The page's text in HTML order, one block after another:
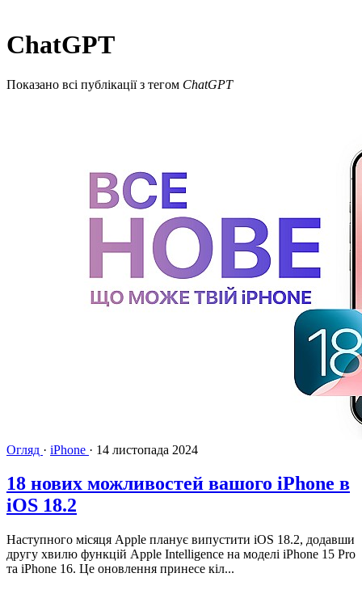
ChatGPT
Показано всі публікації з тегом ChatGPT
Огляд · iPhone · 14 листопада 2024
18 нових можливостей вашого iPhone в
iOS 18.2
Наступного місяця Apple планує випустити iOS 18.2, додавши
другу хвилю функцій Apple Intelligence на моделі iPhone 15 Pro
та iPhone 16. Це оновлення принесе кіл...